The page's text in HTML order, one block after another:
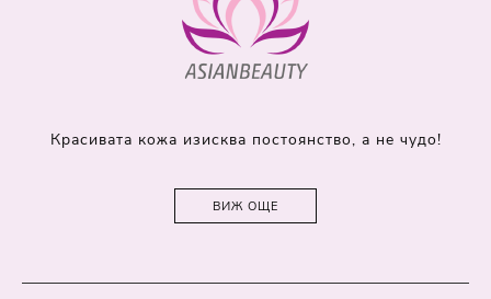
Красивата кожа изисква постоянство, а не чудо!
ВИЖ ОЩЕ